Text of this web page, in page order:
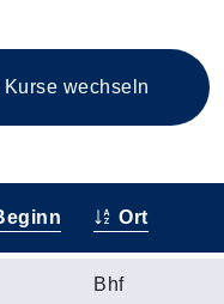
Kurse wechseln
Ort
Bhf